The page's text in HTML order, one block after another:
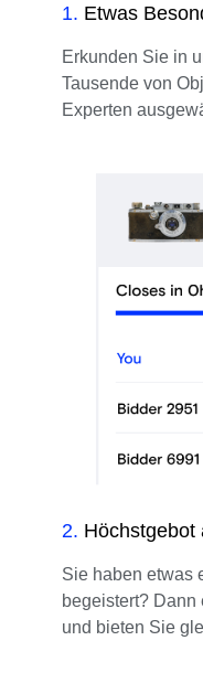
1. Etwas
Erkunden Sie in
Tausende von
Experten
2. Höchstgebot
Sie haben etwas
begeistert?
und bieten Sie